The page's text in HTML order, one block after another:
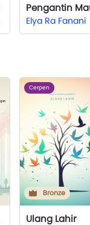
Pengantin
Elya Ra Fanani
Cerpen
Bronze
Ulang Lahir